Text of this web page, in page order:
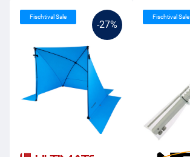
-27%
Fischtival Sale Fischtival Sale